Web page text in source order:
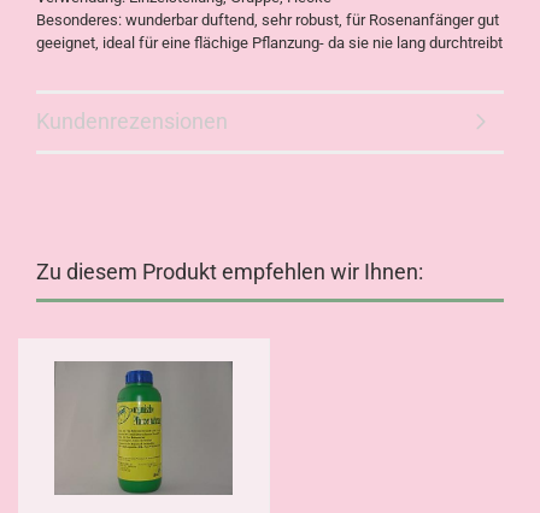
Besonderes: wunderbar duftend, sehr robust, für Rosenanfänger gut
geeignet, ideal für eine flächige Pflanzung- da sie nie lang durchtreibt
Kundenrezensionen
Zu diesem Produkt empfehlen wir Ihnen: